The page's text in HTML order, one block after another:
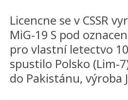
Licencne se v CSSR
MiG-19 S pod
pro vlastní letectvo
spustilo Polsko (Lim-
do Pakistánu, výroba